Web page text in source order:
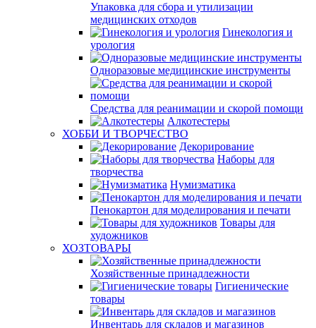
Упаковка для сбора и утилизации
медицинских отходов
Гинекология и
урология
Одноразовые медицинские инструменты
Средства для реанимации и скорой помощи
Алкотестеры
ХОББИ И ТВОРЧЕСТВО
Декорирование
Наборы для
творчества
Нумизматика
Пенокартон для моделирования и печати
Товары для
художников
ХОЗТОВАРЫ
Хозяйственные принадлежности
Гигиенические
товары
Инвентарь для складов и магазинов